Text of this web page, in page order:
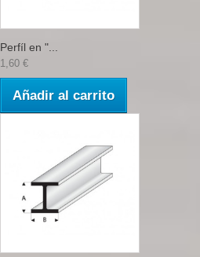
Perfíl en "...
1,60 €
Añadir al carrito